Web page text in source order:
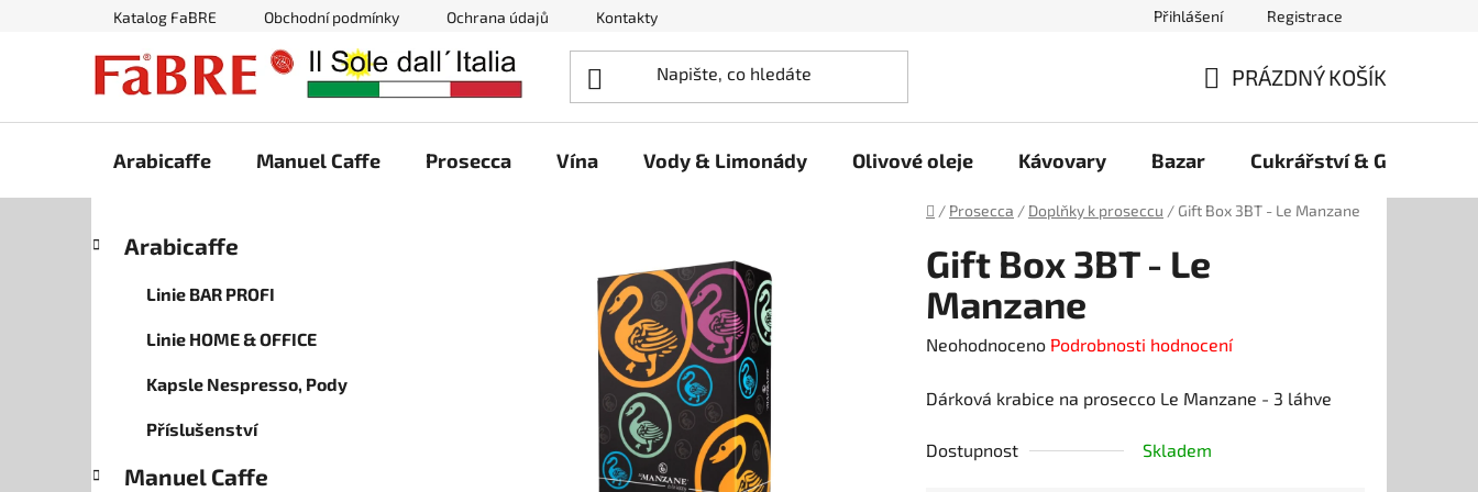
Katalog FaBRE Obchodní podmínky Ochrana údajů Kontakty Přihlášení Registrace
KOŠÍK
PRÁZDNÝ KOŠÍK
Arabicaffe Manuel Caffe Prosecca Vína Vody & Limonády Olivové oleje Kávovary Bazar Cukrářství & Gelato
Domů
/ Prosecca / Doplňky k proseccu / Gift Box 3BT - Le Manzane
P
í
kategorie
a
Arabicaffe
Linie BAR PROFI
Linie HOME & OFFICE
Kapsle Nespresso, Pody
Příslušenství
Manuel Caffe
Gift Box 3BT - Le
Manzane
Průměrné
produktu
0,0
Neohodnoceno Podrobnosti hodnocení
Dárková krabice na prosecco Le Manzane - 3 láhve
Dostupnost Skladem